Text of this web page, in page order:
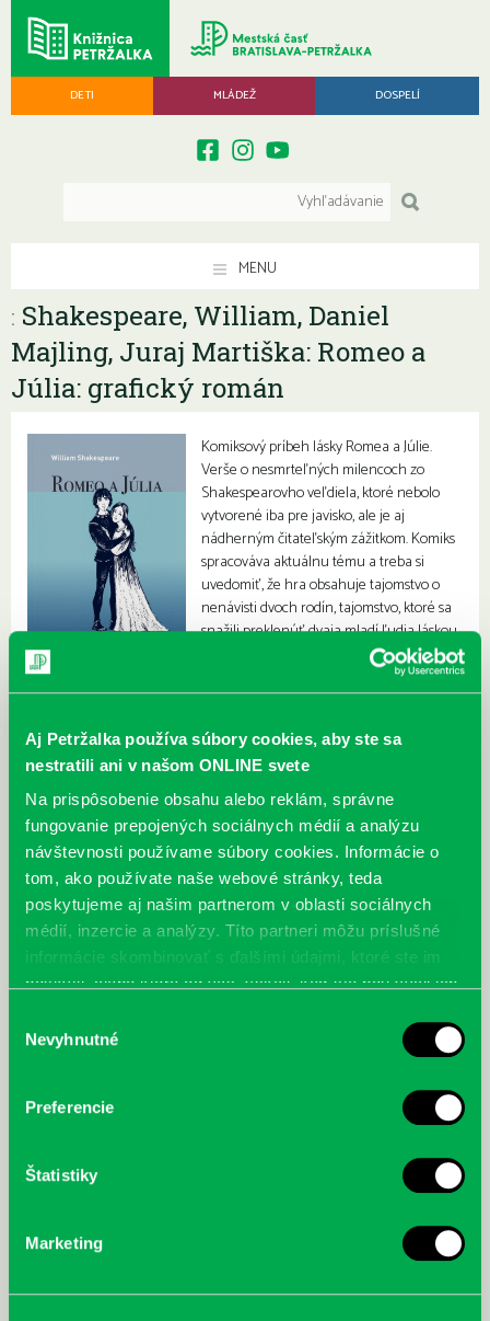
Aj Petržalka používa súbory cookies, aby ste sa
nestratili ani v našom ONLINE svete
Na prispôsobenie obsahu alebo reklám, správne
fungovanie prepojených sociálnych médií a analýzu
návštevnosti používame súbory cookies. Informácie o
tom, ako používate naše webové stránky, teda
poskytujeme aj našim partnerom v oblasti sociálnych
médií, inzercie a analýzy. Títo partneri môžu príslušné
informácie skombinovať s ďalšími údajmi, ktoré ste im
poskytli, alebo ktoré od vás získali, keď ste používali ich
súhlasu
Nevyhnutné
Preferencie
Štatistiky
Marketing
DETI MLÁDEŽ DOSPELÍ
MENU
: Shakespeare, William, Daniel
Majling, Juraj Martiška: Romeo a
Júlia: grafický román
Komiksový príbeh lásky Romea a Júlie.
Verše o nesmrteľných milencoch zo
Shakespearovho veľdiela, ktoré nebolo
vytvorené iba pre javisko, ale je aj
nádherným čitateľským zážitkom. Komiks
spracováva aktuálnu tému a treba si
uvedomiť, že hra obsahuje tajomstvo o
nenávisti dvoch rodín, tajomstvo, ktoré sa
snažili preklenúť dvaja mladí ľudia láskou.
Prvá biografia najväčšieho
cyklistu modernej doby: